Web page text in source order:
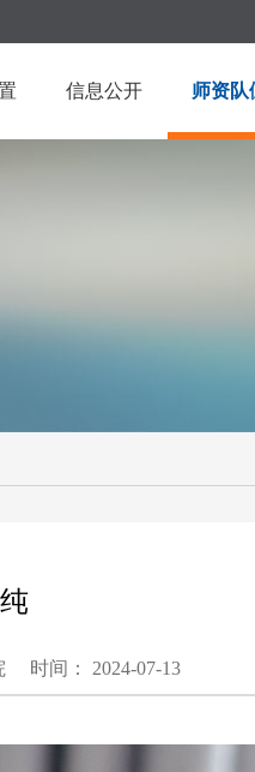
信息公开 师资队
时间： 2024-07-13